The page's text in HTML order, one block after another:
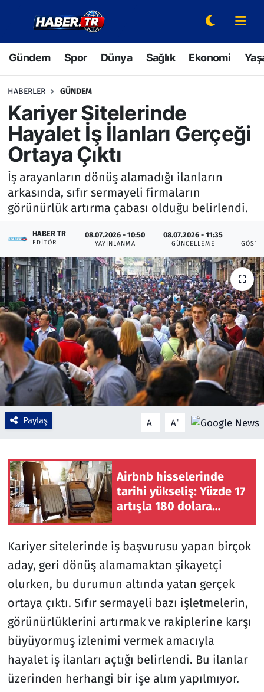
Gündem Spor Dünya Sağlık Ekonomi
HABERLER GÜNDEM
Kariyer Sitelerinde
Hayalet İş İlanları Gerçeği
Ortaya Çıktı
İş arayanların dönüş alamadığı ilanların
arkasında, sıfır sermayeli firmaların
görünürlük artırma çabası olduğu belirlendi.
HABER TR
EDITÖR
08.07.2026 - 10:50
YAYINLANMA
08.07.2026 - 11:35
GÜNCELLEME
2
Paylaş A- A+
Airbnb hisselerinde
tarihi yükseliş: Yüzde 17
artışla 180 dolara
Kariyer sitelerinde iş başvurusu yapan birçok
aday, geri dönüş alamamaktan şikayetçi
olurken, bu durumun altında yatan gerçek
ortaya çıktı. Sıfır sermayeli bazı işletmelerin,
görünürlüklerini artırmak ve rakiplerine karşı
büyüyormuş izlenimi vermek amacıyla
hayalet iş ilanları açtığı belirlendi. Bu ilanlar
üzerinden herhangi bir işe alım yapılmıyor.
Gündem
Spor
Dünya
Sağlık
Ekonomi
Yaşam
Bilim ve Teknoloji
Çevre & Doğa
Eğitim
Turizm
Yerel
Hava Durumu
Trafik Durumu
Süper Lig Puan Durumu ve Fikstür
Tüm Manşetler
Son Dakika Haberleri
Haber Arşivi